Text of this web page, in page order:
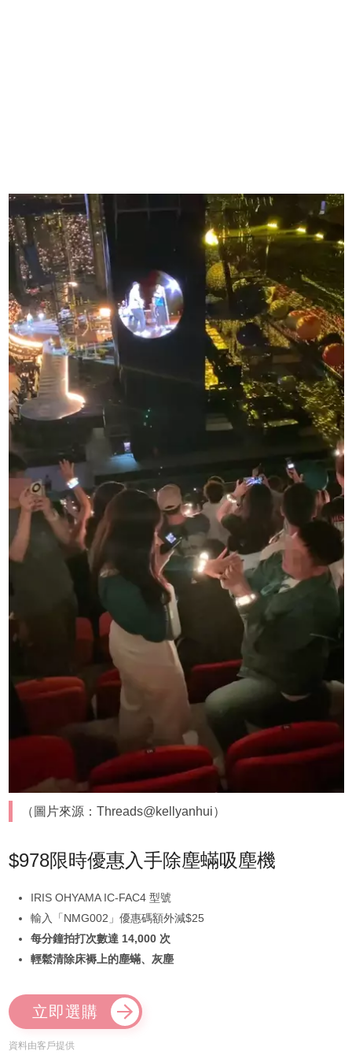
（圖片來源：Threads@kellyanhui）
$978限時優惠入手除塵蟎吸塵機
IRIS OHYAMA IC-FAC4 型號
輸入「NMG002」優惠碼額外減$25
每分鐘拍打次數達 14,000 次
輕鬆清除床褥上的塵蟎、灰塵
立即選購
資料由客戶提供